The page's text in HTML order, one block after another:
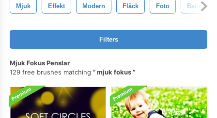
Mjuk Effekt Modern Fläck Foto Bakgrund
Filters
Mjuk Fokus Penslar
129 free brushes matching
mjuk fokus